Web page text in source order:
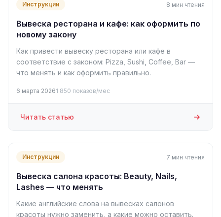
Инструкции 8 мин чтения
Вывеска ресторана и кафе: как оформить по
новому закону
Как привести вывеску ресторана или кафе в
соответствие с законом: Pizza, Sushi, Coffee, Bar —
что менять и как оформить правильно.
6 марта 20261 850 показов/мес
Читать статью
Инструкции 7 мин чтения
Вывеска салона красоты: Beauty, Nails,
Lashes — что менять
Какие английские слова на вывесках салонов
красоты нужно заменить, а какие можно оставить.